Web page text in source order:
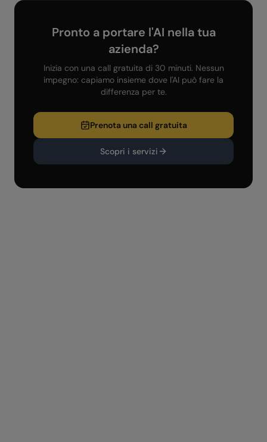
Pronto a portare l'AI nella tua
azienda?
Inizia con una call gratuita di 30 minuti. Nessun
impegno: capiamo insieme dove l'AI può fare la
differenza per te.
Prenota una call gratuita
Scopri i servizi